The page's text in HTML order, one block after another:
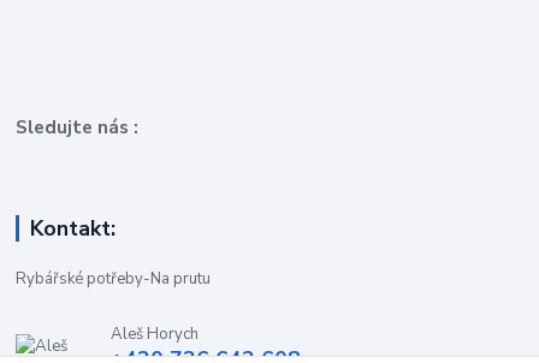
Sledujte nás :
Kontakt:
Rybářské potřeby-Na prutu
Aleš Horych